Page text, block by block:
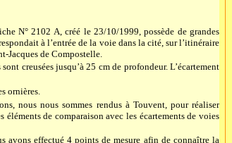
N°2102 A , créé le 23/10/1999, possède de grandes
à l’entrée de la voie dans la cité, sur l’itinéraire
Jacques de Compostelle.
creusées jusqu’à25 cmde profondeur. L’écartement
ornières.
nous nous sommes rendus à Touvent, pour réaliser
de comparaison avec les écartements de voies
avons effectué 4 points de mesure afin de connaître la